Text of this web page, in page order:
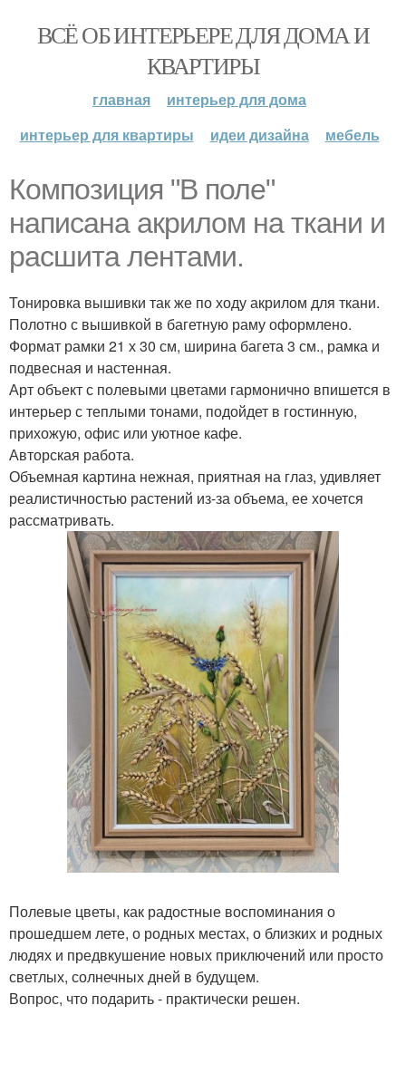
ВСЁ ОБ ИНТЕРЬЕРЕ ДЛЯ ДОМА И
КВАРТИРЫ
главная
интерьер для дома
интерьер для квартиры
идеи дизайна мебель
Композиция "В поле"
написана акрилом на ткани и
расшита лентами.
Тонировка вышивки так же по ходу акрилом для ткани.
Полотно с вышивкой в багетную раму оформлено.
Формат рамки 21 х 30 см, ширина багета 3 см., рамка и
подвесная и настенная.
Арт объект с полевыми цветами гармонично впишется в
интерьер с теплыми тонами, подойдет в гостинную,
прихожую, офис или уютное кафе.
Авторская работа.
Объемная картина нежная, приятная на глаз, удивляет
реалистичностью растений из-за объема, ее хочется
рассматривать.
Полевые цветы, как радостные воспоминания о
прошедшем лете, о родных местах, о близких и родных
людях и предвкушение новых приключений или просто
светлых, солнечных дней в будущем.
Вопрос, что подарить - практически решен.